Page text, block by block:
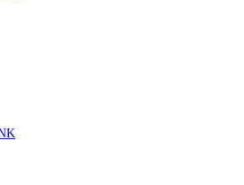
de rastreio do cancro do pulmão são
representam um investimento
os sistemas de saúde”
para primeira linha no cancro da
metastático em doentes não
PD-(L)1